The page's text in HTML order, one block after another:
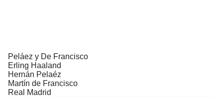
Peláez y De Francisco
Erling Haaland
Hernán Pelaéz
Martín de Francisco
Real Madrid